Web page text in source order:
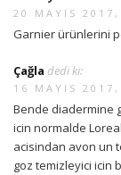
20 MAYIS
Garnier ürünlerini
Çağla dedi ki:
16 MAYIS
Bende diadermine
icin normalde
acisindan avon un
goz temizleyici icin